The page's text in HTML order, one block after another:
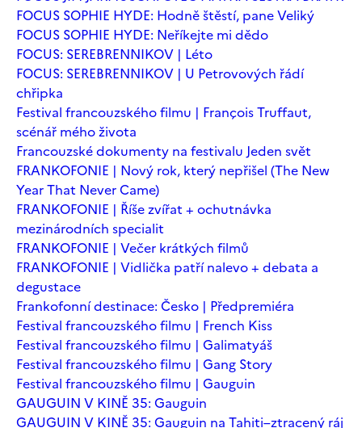
FOCUS SOPHIE HYDE: Hodně štěstí, pane Veliký
FOCUS SOPHIE HYDE: Neříkejte mi dědo
FOCUS: SEREBRENNIKOV | Léto
FOCUS: SEREBRENNIKOV | U Petrovových řádí
chřipka
Festival francouzského filmu | François Truffaut,
scénář mého života
Francouzské dokumenty na festivalu Jeden svět
FRANKOFONIE | Nový rok, který nepřišel (The New
Year That Never Came)
FRANKOFONIE | Říše zvířat + ochutnávka
mezinárodních specialit
FRANKOFONIE | Večer krátkých filmů
FRANKOFONIE | Vidlička patří nalevo + debata a
degustace
Frankofonní destinace: Česko | Předpremiéra
Festival francouzského filmu | French Kiss
Festival francouzského filmu | Galimatyáš
Festival francouzského filmu | Gang Story
Festival francouzského filmu | Gauguin
GAUGUIN V KINĚ 35: Gauguin
GAUGUIN V KINĚ 35: Gauguin na Tahiti–ztracený ráj